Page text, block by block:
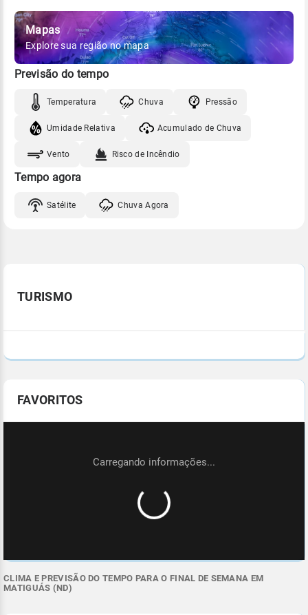
Mapas
Explore sua região no mapa
Previsão do tempo
Temperatura Chuva Pressão
Umidade Relativa Acumulado de Chuva
Vento Risco de Incêndio
Tempo agora
Satélite Chuva Agora
TURISMO
FAVORITOS
CLIMA E PREVISÃO DO TEMPO PARA O FINAL DE SEMANA EM
MATIGUÁS (ND)